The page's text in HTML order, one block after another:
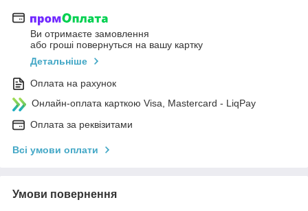
Ви отримаєте замовлення
або гроші повернуться на вашу картку
Детальніше
Оплата на рахунок
Онлайн-оплата карткою Visa, Mastercard - LiqPay
Оплата за реквізитами
Всі умови оплати
Умови повернення